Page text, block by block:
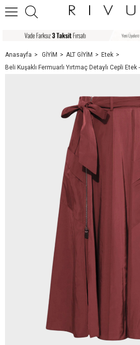
Anasayfa GİYİM ALT GİYİM
Etek
Beli Kuşaklı Fermuarlı Yırtmaç Detaylı Cepli Etek